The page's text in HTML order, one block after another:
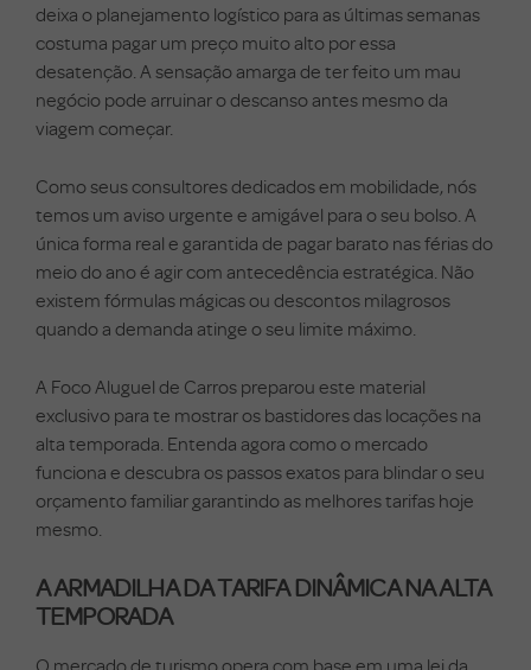
deixa o planejamento logístico para as últimas semanas
costuma pagar um preço muito alto por essa
desatenção. A sensação amarga de ter feito um mau
negócio pode arruinar o descanso antes mesmo da
viagem começar.
Como seus consultores dedicados em mobilidade, nós
temos um aviso urgente e amigável para o seu bolso. A
única forma real e garantida de pagar barato nas férias do
meio do ano é agir com antecedência estratégica. Não
existem fórmulas mágicas ou descontos milagrosos
quando a demanda atinge o seu limite máximo.
A Foco Aluguel de Carros preparou este material
exclusivo para te mostrar os bastidores das locações na
alta temporada. Entenda agora como o mercado
funciona e descubra os passos exatos para blindar o seu
orçamento familiar garantindo as melhores tarifas hoje
mesmo.
A ARMADILHA DA TARIFA DINÂMICA NA ALTA
TEMPORADA
O mercado de turismo opera com base em uma lei da